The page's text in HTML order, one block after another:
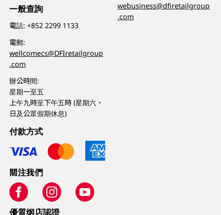
一般查詢
電話:+852 2299 1133
電郵:
wellcomecs@DFIretailgroup
.com
辦公時間:
星期一至五
上午九時至下午五時 (星期六、
日及公眾假期休息)
webusiness@dfiretailgroup
.com
付款方式
關注我們
優質纲店認證